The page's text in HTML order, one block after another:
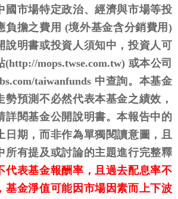
國市場特定政治、經濟與市場等投
負擔之費用 (境外基金含分銷費用)
說明書或投資人須知中，投資人可
mops.twse.com.tw) 或本公司
taiwanfunds 中查詢。本基金
勢預測不必然代表本基金之績效，
詳閱基金公開說明書。本報告中的
日期，而非作為單獨閱讀意圖，且
所有提及或討論的主題進行完整釋
代表基金報酬率，且過去配息率不
基金淨值可能因市場因素而上下波